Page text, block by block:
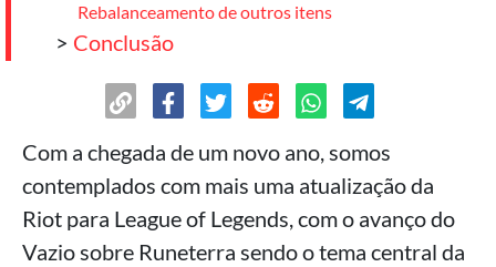
Rebalanceamento de outros itens
> Conclusão
Com a chegada de um novo ano, somos
contemplados com mais uma atualização da
Riot para League of Legends, com o avanço do
Vazio sobre Runeterra sendo o tema central da